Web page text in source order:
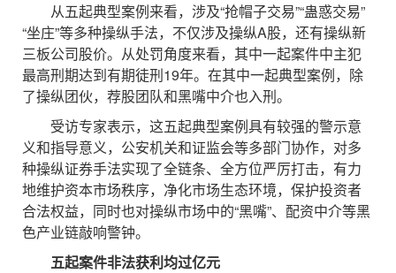
从五起典型案例来看，涉及“抢帽子交易”“蛊惑交易”
“坐庄”等多种操纵手法，不仅涉及操纵A股，还有操纵新
三板公司股价。从处罚角度来看，其中一起案件中主犯
最高刑期达到有期徒刑19年。在其中一起典型案例，除
了操纵团伙，荐股团队和黑嘴中介也入刑。
受访专家表示，这五起典型案例具有较强的警示意
义和指导意义，公安机关和证监会等多部门协作，对多
种操纵证券手法实现了全链条、全方位严厉打击，有力
地维护资本市场秩序，净化市场生态环境，保护投资者
合法权益，同时也对操纵市场中的“黑嘴”、配资中介等黑
色产业链敲响警钟。
五起案件非法获利均过亿元